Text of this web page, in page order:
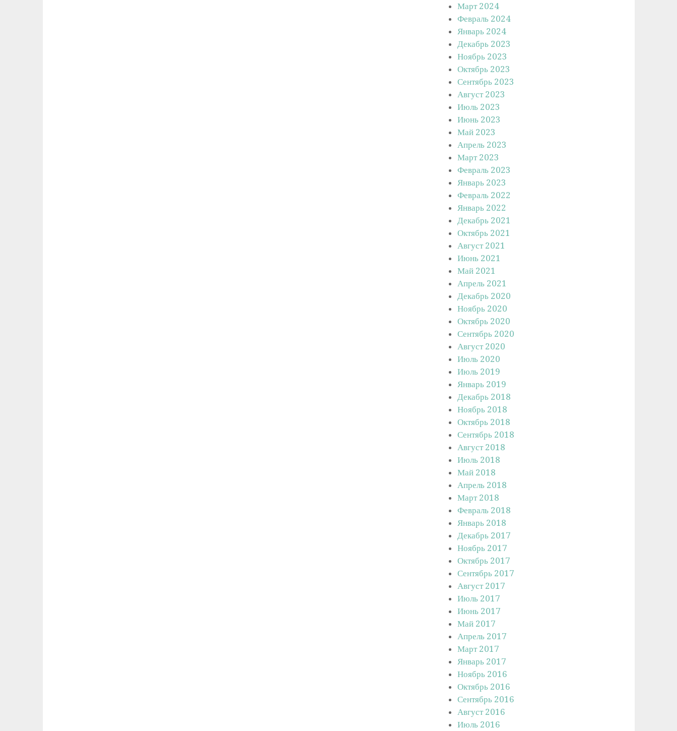
Март 2024
Февраль 2024
Январь 2024
Декабрь 2023
Ноябрь 2023
Октябрь 2023
Сентябрь 2023
Август 2023
Июль 2023
Июнь 2023
Май 2023
Апрель 2023
Март 2023
Февраль 2023
Январь 2023
Февраль 2022
Январь 2022
Декабрь 2021
Октябрь 2021
Август 2021
Июнь 2021
Май 2021
Апрель 2021
Декабрь 2020
Ноябрь 2020
Октябрь 2020
Сентябрь 2020
Август 2020
Июль 2020
Июль 2019
Январь 2019
Декабрь 2018
Ноябрь 2018
Октябрь 2018
Сентябрь 2018
Август 2018
Июль 2018
Май 2018
Апрель 2018
Март 2018
Февраль 2018
Январь 2018
Декабрь 2017
Ноябрь 2017
Октябрь 2017
Сентябрь 2017
Август 2017
Июль 2017
Июнь 2017
Май 2017
Апрель 2017
Март 2017
Январь 2017
Ноябрь 2016
Октябрь 2016
Сентябрь 2016
Август 2016
Июль 2016